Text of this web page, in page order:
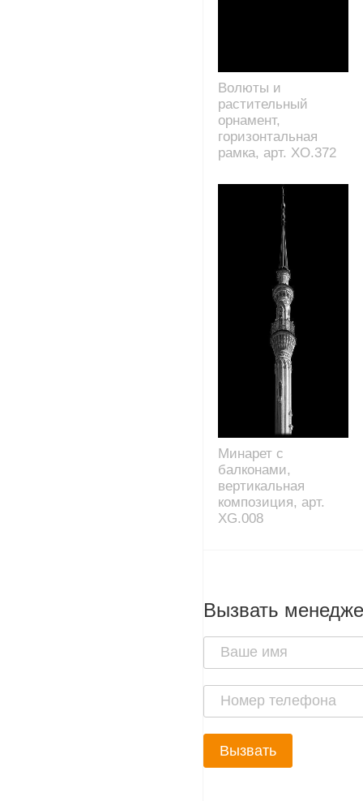
Волюты и
растительный
орнамент,
горизонтальная
рамка, арт. XO.372
Минарет с
балконами,
вертикальная
композиция, арт.
XG.008
Вызвать
Вызвать